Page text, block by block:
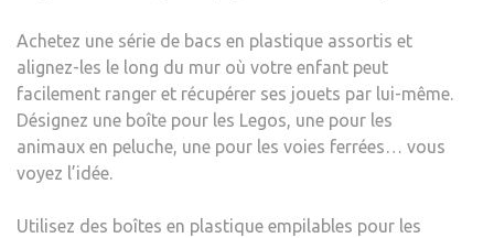
Achetez une série de bacs en plastique assortis et
alignez-les le long du mur où votre enfant peut
facilement ranger et récupérer ses jouets par lui-même.
Désignez une boîte pour les Legos, une pour les
animaux en peluche, une pour les voies ferrées… vous
voyez l’idée.
Utilisez des boîtes en plastique empilables pour les